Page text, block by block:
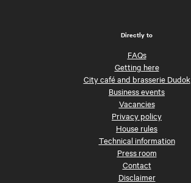
Directly to
FAQs
Getting here
City café and brasserie Dudok
Business events
Vacancies
Privacy policy
House rules
Technical information
Press room
Contact
Disclaimer